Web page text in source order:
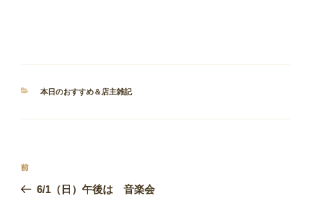
カ
本日のおすすめ＆店主雑記
投
ナ
前
の
前
6/1（日）午後は 音楽会